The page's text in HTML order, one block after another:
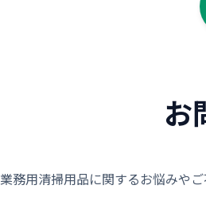
お
業務用清掃用品に関するお悩みや